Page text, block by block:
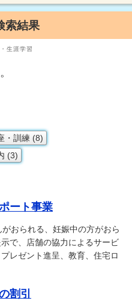
索結果
生涯学習
・訓練 (8)
(3)
ート事業
おられる、妊娠中の方がおら
で、店舗の協力によるサービ
レゼント進呈、教育、住宅ロ
割引